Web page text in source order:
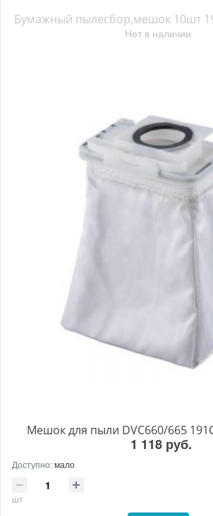
Бумажный пылесбор,мешок 10шт
Нет в наличии
Мешок для пыли DVC660/665
1 118 руб.
Доступно:мало
шт